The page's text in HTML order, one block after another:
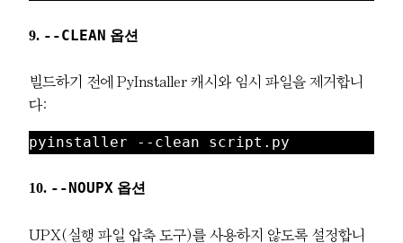
9. --CLEAN 옵션
빌드하기 전에 PyInstaller 캐시와 임시 파일을 제거합니
다:
pyinstaller --clean script.py
10. --NOUPX 옵션
UPX(실행 파일 압축 도구)를 사용하지 않도록 설정합니